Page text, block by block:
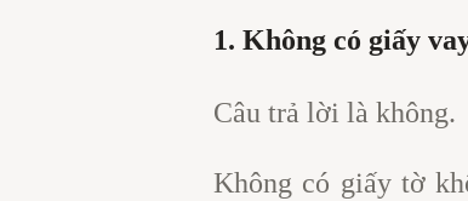
1. Không có giấy
Câu trả lời là không.
Không có giấy tờ